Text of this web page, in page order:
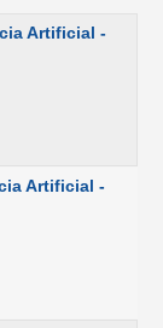
Artificial -
Artificial -